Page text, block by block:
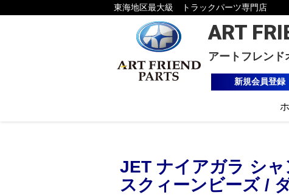
東海地区最大級 トラックパーツ専門店
ART
アートフレンド
新規会員登録
JET ナイアガラ シ
スクィーンビーズ /